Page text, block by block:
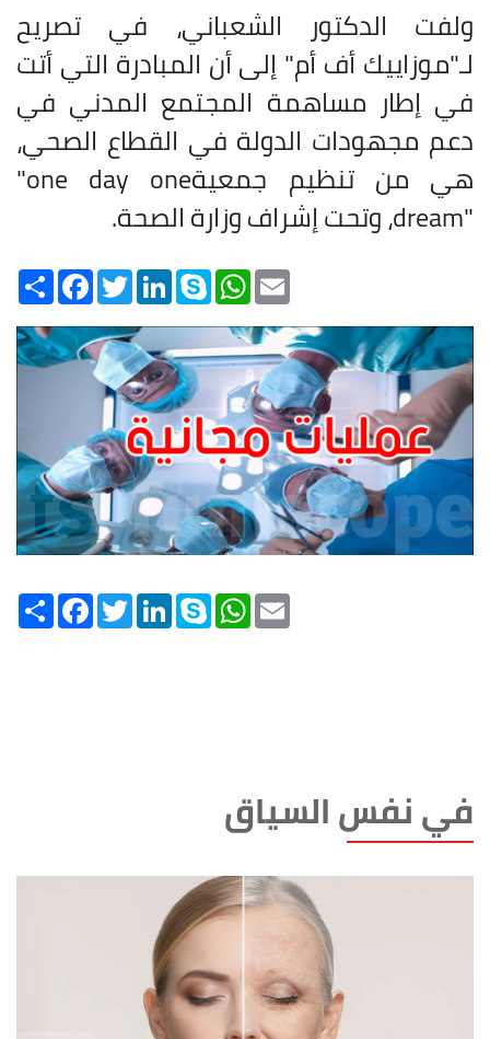
ولفت الدكتور الشعباني، في تصريح
لـ"موزاييك أف أم" إلى أن المبادرة التي أتت
في إطار مساهمة المجتمع المدني في
دعم مجهودات الدولة في القطاع الصحي،
هي من تنظيم جمعية"one day one
dream"، وتحت إشراف وزارة الصحة.
Share
FacebookTwitterLinkedInSkype
WhatsAppEmail
Share FacebookTwitterLinkedInSkype WhatsApp
في نفس السياق